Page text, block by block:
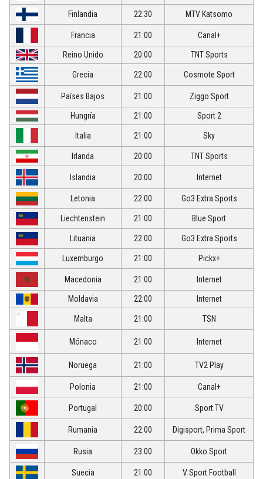
Finlandia 22:30 MTV Katsomo
Francia 21:00 Canal+
Reino Unido 20:00 TNT Sports
Grecia 22:00 Cosmote Sport
Países Bajos 21:00 Ziggo Sport
Hungría 21:00 Sport 2
Italia 21:00 Sky
Irlanda 20:00 TNT Sports
Islandia 20:00 Internet
Letonia 22:00 Go3 Extra Sports
Liechtenstein 21:00 Blue Sport
Lituania 22:00 Go3 Extra Sports
Luxemburgo 21:00 Pickx+
Macedonia 21:00 Internet
Moldavia 22:00 Internet
Malta 21:00 TSN
Mónaco 21:00 Internet
Noruega 21:00 TV2 Play
Polonia 21:00 Canal+
Portugal 20:00 Sport TV
Rumania 22:00 Digisport, Prima Sport
Rusia 23:00 Okko Sport
Suecia 21:00 V Sport Football